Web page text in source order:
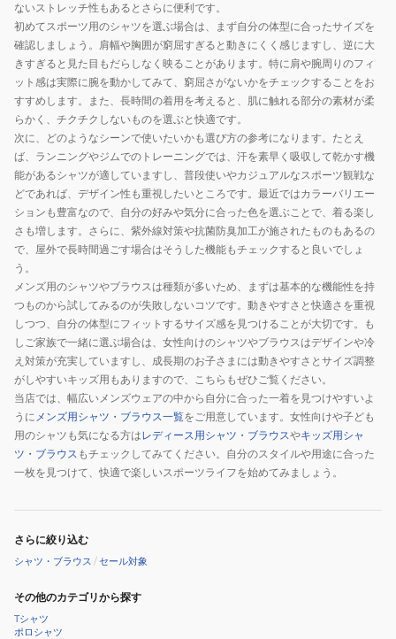
ないストレッチ性もあるとさらに便利です。
初めてスポーツ用のシャツを選ぶ場合は、まず自分の体型に合ったサイズを
確認しましょう。肩幅や胸囲が窮屈すぎると動きにくく感じますし、逆に大
きすぎると見た目もだらしなく映ることがあります。特に肩や腕周りのフィ
ット感は実際に腕を動かしてみて、窮屈さがないかをチェックすることをお
すすめします。また、長時間の着用を考えると、肌に触れる部分の素材が柔
らかく、チクチクしないものを選ぶと快適です。
次に、どのようなシーンで使いたいかも選び方の参考になります。たとえ
ば、ランニングやジムでのトレーニングでは、汗を素早く吸収して乾かす機
能があるシャツが適していますし、普段使いやカジュアルなスポーツ観戦な
どであれば、デザイン性も重視したいところです。最近ではカラーバリエー
ションも豊富なので、自分の好みや気分に合った色を選ぶことで、着る楽し
さも増します。さらに、紫外線対策や抗菌防臭加工が施されたものもあるの
で、屋外で長時間過ごす場合はそうした機能もチェックすると良いでしょ
う。
メンズ用のシャツやブラウスは種類が多いため、まずは基本的な機能性を持
つものから試してみるのが失敗しないコツです。動きやすさと快適さを重視
しつつ、自分の体型にフィットするサイズ感を見つけることが大切です。も
しご家族で一緒に選ぶ場合は、女性向けのシャツやブラウスはデザインや冷
え対策が充実していますし、成長期のお子さまには動きやすさとサイズ調整
がしやすいキッズ用もありますので、こちらもぜひご覧ください。
当店では、幅広いメンズウェアの中から自分に合った一着を見つけやすいよ
うに メンズ用シャツ・ブラウス一覧をご用意しています。女性向けや子ども
用のシャツも気になる方はレディース用シャツ・ブラウスやキッズ用シャ
ツ・ブラウス もチェックしてみてください。自分のスタイルや用途に合った
一枚を見つけて、快適で楽しいスポーツライフを始めてみましょう。
さらに絞り込む
シャツ・ブラウス /セール対象
その他のカテゴリから探す
Tシャツ
ポロシャツ